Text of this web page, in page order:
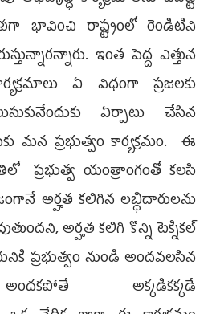
భావించి రాష్ట్రంలో రెండిటిని
ఇంత పెద్ద ఎత్తున
ఏ విధంగా ప్రజలకు
ఏర్పాటు చేసిన
మన ప్రభుత్వం కార్యక్రమం. ఈ
ప్రభుత్వ యంత్రాంగంతో కలసి
అర్హత కలిగిన లబ్ధిదారులను
అర్హత కలిగి కొన్ని టెక్నికల్
ప్రభుత్వం నుండి అందవలసిన
అక్కడికక్కడే